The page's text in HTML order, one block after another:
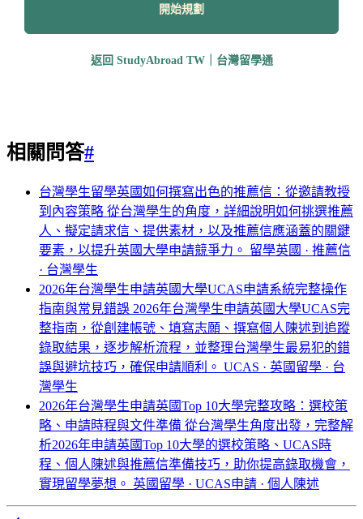
開始規劃
返回 StudyAbroad TW｜台灣留學通
相關問答#
台灣學生留學英國如何撰寫出色的推薦信：從邀請教授
到內容策略 從台灣學生的角度，詳細說明如何挑選推薦
人、擬定請求信、提供素材，以及推薦信應涵蓋的關鍵
要素，以提升英國大學申請競爭力。 留學英國 · 推薦信
· 台灣學生
2026年台灣學生申請英國大學UCAS申請系統完整操作
指南與常見錯誤 2026年台灣學生申請英國大學UCAS完
整指南，從創建帳號、填寫志願、撰寫個人陳述到追蹤
錄取結果，逐步解析流程，並整理台灣學生最易犯的錯
誤與避坑技巧，確保申請順利。 UCAS · 英國留學 · 台
灣學生
2026年台灣學生申請英國Top 10大學完整攻略：選校策
略、申請時程與文件準備 從台灣學生角度出發，完整解
析2026年申請英國Top 10大學的選校策略、UCAS時
程、個人陳述與推薦信準備技巧，助你提高錄取機會，
實現留學夢想。 英國留學 · UCAS申請 · 個人陳述